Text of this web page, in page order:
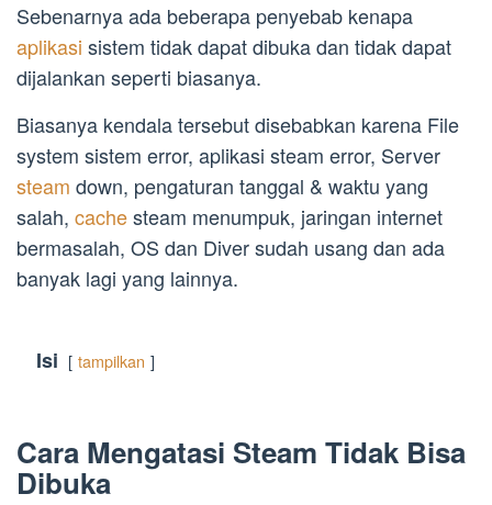
Sebenarnya ada beberapa penyebab kenapa
aplikasi sistem tidak dapat dibuka dan tidak dapat
dijalankan seperti biasanya.
Biasanya kendala tersebut disebabkan karena File
system sistem error, aplikasi steam error, Server
steam down, pengaturan tanggal & waktu yang
salah, cachesteam menumpuk, jaringan internet
bermasalah, OS dan Diver sudah usang dan ada
banyak lagi yang lainnya.
Isi tampilkan
Cara Mengatasi Steam Tidak Bisa
Dibuka